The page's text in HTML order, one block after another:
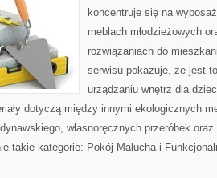
koncentruje się na
meblach młodzieżowych
rozwiązaniach do
serwisu pokazuje, że jest
urządzaniu wnętrz dla
dotyczą między innymi ekologicznych
własnoręcznych przeróbek
takie kategorie: Pokój Malucha i